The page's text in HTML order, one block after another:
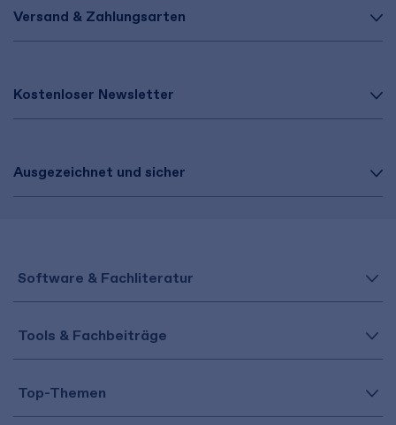
Versand & Zahlungsarten
Kostenloser Newsletter
Ausgezeichnet und sicher
Software & Fachliteratur
Tools & Fachbeiträge
Top-Themen